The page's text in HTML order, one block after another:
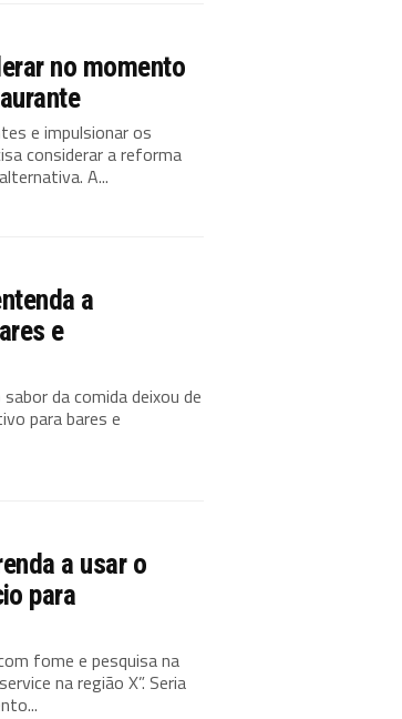
no momento
e impulsionar os
considerar a reforma
A...
a
e
da comida deixou de
para bares e
a usar o
para
fome e pesquisa na
na região X”. Seria